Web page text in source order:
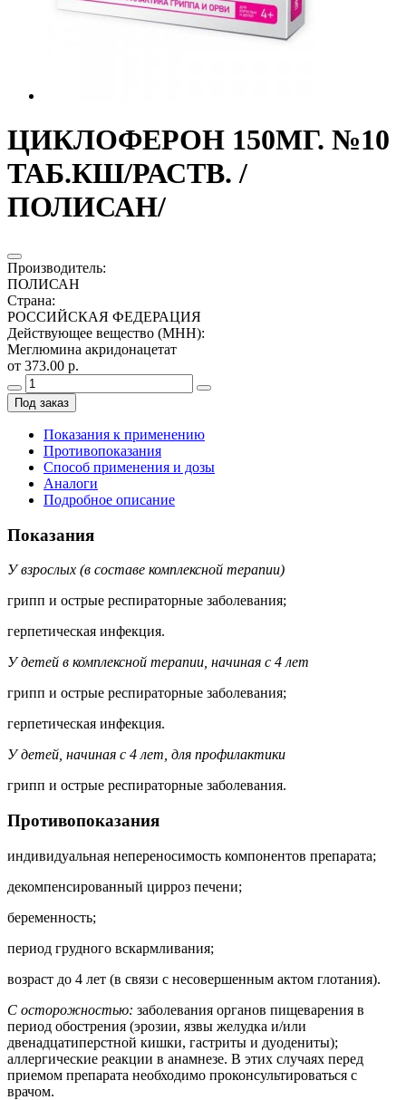
ЦИКЛОФЕРОН 150МГ. №10
ТАБ.КШ/РАСТВ. /
ПОЛИСАН/
Производитель:
ПОЛИСАН
Страна:
РОССИЙСКАЯ ФЕДЕРАЦИЯ
Действующее вещество (МНН):
Меглюмина акридонацетат
от 373.00 р.
Под заказ
Показания к применению
Противопоказания
Способ применения и дозы
Аналоги
Подробное описание
Показания
У взрослых (в составе комплексной терапии)
грипп и острые респираторные заболевания;
герпетическая инфекция.
У детей в комплексной терапии, начиная с 4 лет
грипп и острые респираторные заболевания;
герпетическая инфекция.
У детей, начиная с 4 лет, для профилактики
грипп и острые респираторные заболевания.
Противопоказания
индивидуальная непереносимость компонентов препарата;
декомпенсированный цирроз печени;
беременность;
период грудного вскармливания;
возраст до 4 лет (в связи с несовершенным актом глотания).
С осторожностью: заболевания органов пищеварения в
период обострения (эрозии, язвы желудка и/или
двенадцатиперстной кишки, гастриты и дуодениты);
аллергические реакции в анамнезе. В этих случаях перед
приемом препарата необходимо проконсультироваться с
врачом.